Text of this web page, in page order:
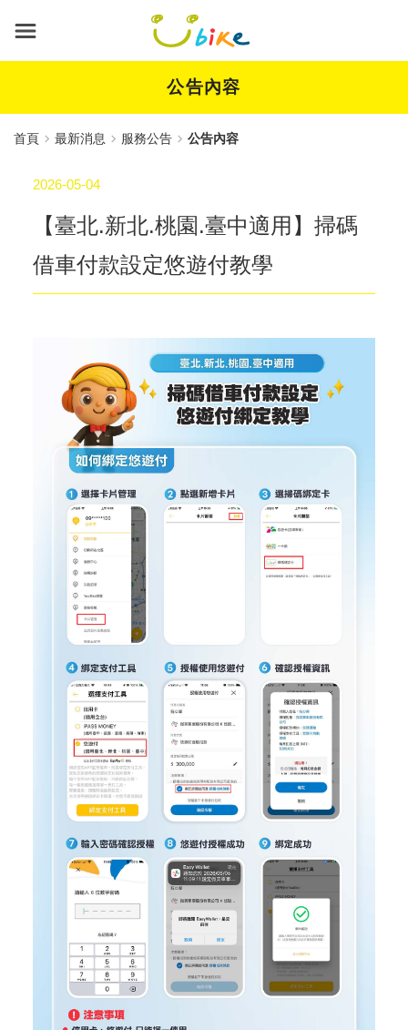
要
公告內容
首頁 最新消息 服務公告 公告內容
2026-05-04
【臺北.新北.桃園.臺中適用】掃碼
借車付款設定悠遊付教學